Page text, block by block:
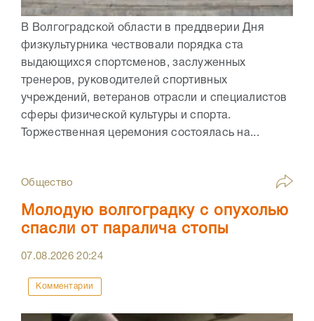
В Волгоградской области в преддверии Дня
физкультурника чествовали порядка ста
выдающихся спортсменов, заслуженных
тренеров, руководителей спортивных
учреждений, ветеранов отрасли и специалистов
сферы физической культуры и спорта.
Торжественная церемония состоялась на...
Общество
Молодую волгоградку с опухолью
спасли от паралича стопы
07.08.202620:24
Комментарии